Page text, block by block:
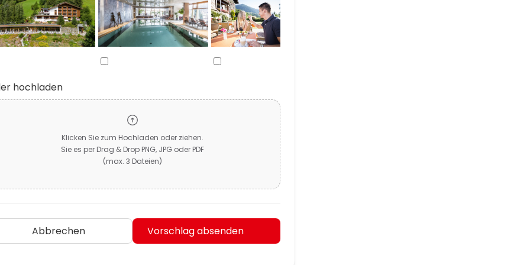
hochladen
Klicken Sie zum Hochladen oder ziehen.
Sie es per Drag & Drop PNG, JPG oder PDF
(max. 3 Dateien)
Abbrechen Vorschlag absenden